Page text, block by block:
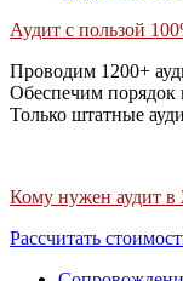
Аудит с пользой
Проводим 1200+
Обеспечим порядок
Только штатные
Кому нужен аудит в
Рассчитать